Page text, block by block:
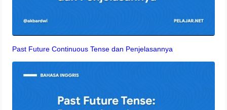
Past Future Continuous Tense dan Penjelasannya